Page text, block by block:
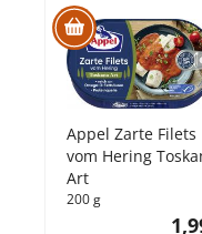
Appel Zarte Filets
vom Hering
Art
200 g